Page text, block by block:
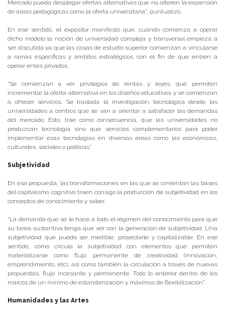
Mercado pueda desplegar ofertas alternativas que no alteren la expansión
de áreas pedagógicas como la oferta universitaria”, puntualizó.
En ese sentido, el expositor manifestó que, cuando comienza a operar
dicho modelo la noción de universidad compleja y transversal empieza a
ser discutida ya que las casas de estudio superior comienzan a vincularse
a ramas específicas y ámbitos estratégicos con el fin de que entren a
operar entes privados.
“Se comienzan a ver privilegios de rentas y leyes, que permiten
incrementar la oferta alternativa en los diseños educativos y se comienzan
a ofrecer servicios. Se traslada la investigación tecnológica desde las
universidades a centros que se van a orientar a satisfacer las demandas
del mercado. Esto, trae como consecuencia, que las universidades no
produzcan tecnología sino que servicios complementarios para poder
implementar esas tecnologías en diversas áreas como las económicas,
culturales, sociales o políticas”.
Subjetividad
En esa propuesta, las transformaciones en las que se cimientan las bases
del capitalismo cognitivo traen consigo la producción de subjetividad en los
conceptos de conocimiento y saber.
“La demanda que se le hace a todo el régimen del conocimiento para que
su tarea sustantiva tenga que ver con la generación de subjetividad. Una
subjetividad que pueda ser medible, proyectarle y capitalizable. En ese
sentido, cómo circula la subjetividad con elementos que permiten
materializarse como flujo permanente de creatividad (innovación,
emprendimiento, etc), así como también la circulación a través de nuevas
propuestas, flujo incesante y permanente. Todo lo anterior dentro de los
marcos de un mínimo de estandarización y máximos de flexibilización”.
Humanidades y las Artes